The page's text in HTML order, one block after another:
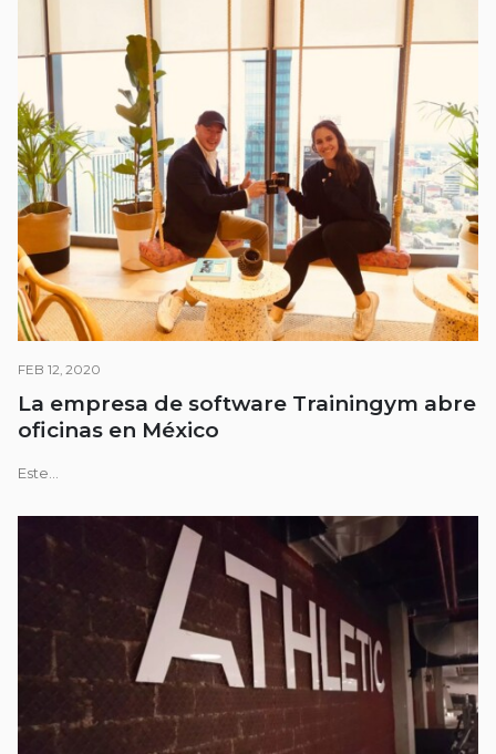
FEB 12, 2020
La empresa de software Trainingym abre
oficinas en México
Este...